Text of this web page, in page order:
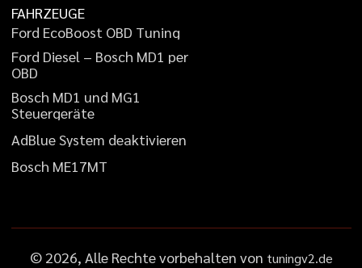
FAHRZEUGE
Ford EcoBoost OBD Tuning
Ford Diesel – Bosch MD1 per
OBD
Bosch MD1 und MG1
Steuergeräte
AdBlueSystem deaktivieren
Bosch ME17MT
© 2026, Alle Rechte vorbehalten von tuningv2.de